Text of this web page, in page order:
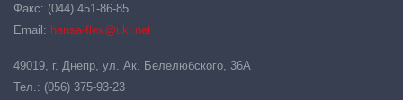
Факс: (044) 451-86-85
Email: hansa-flex@ukr.net
49019, г. Днепр, ул. Ак. Белелюбского, 36А
Тел.: (056) 375-93-23